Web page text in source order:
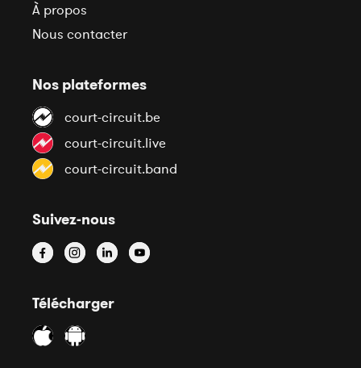
À propos
Nous contacter
Nos plateformes
court-circuit.be
court-circuit.live
court-circuit.band
Suivez-nous
Télécharger